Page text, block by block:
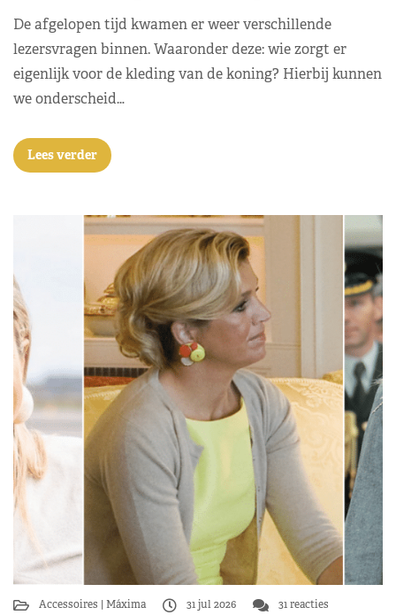
De afgelopen tijd kwamen er weer verschillende
lezersvragen binnen. Waaronder deze: wie zorgt er
eigenlijk voor de kleding van de koning? Hierbij kunnen
we onderscheid…
Lees verder
Accessoires Máxima 31 jul 2026 31 reacties